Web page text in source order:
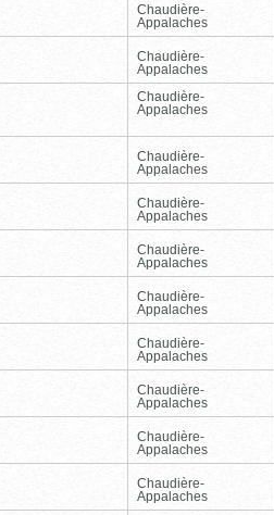
Chaudière-
Appalaches
Chaudière-
Appalaches
Chaudière-
Appalaches
Chaudière-
Appalaches
Chaudière-
Appalaches
Chaudière-
Appalaches
Chaudière-
Appalaches
Chaudière-
Appalaches
Chaudière-
Appalaches
Chaudière-
Appalaches
Chaudière-
Appalaches